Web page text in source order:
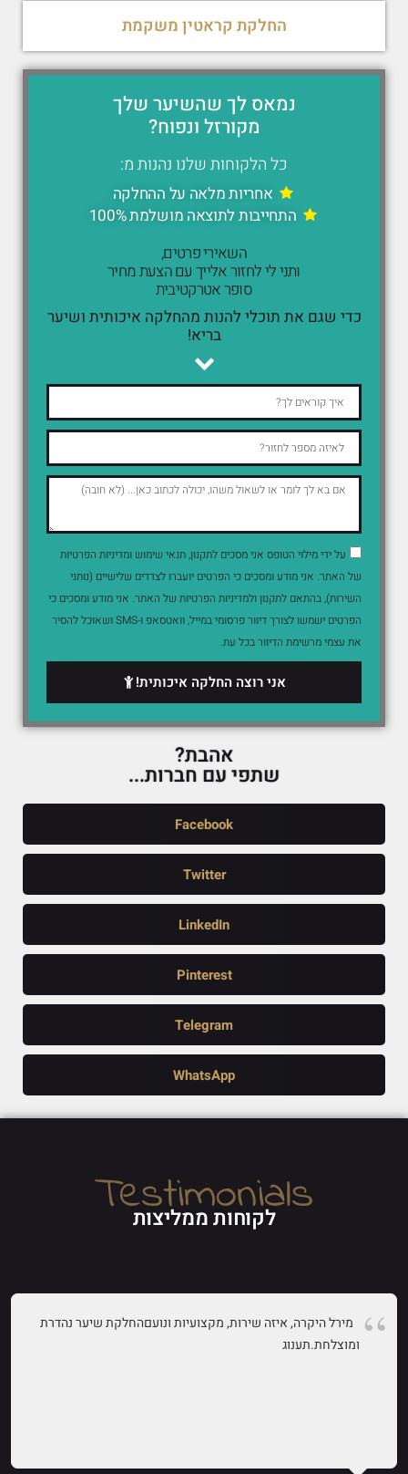
החלקת קראטין משקמת
נמאס לך שהשיער שלך
מקורזל ונפוח?
כל הלקוחות שלנו נהנות מ:
אחריות מלאה על ההחלקה
התחייבות לתוצאה מושלמת 100%
השאירי פרטים,
ותני לי לחזור אלייך עם הצעת מחיר
סופר אטרקטיבית
כדי שגם את תוכלי להנות מהחלקה איכותית ושיער
בריא!
על ידי מילוי הטופס אני מסכים לתקנון, תנאי שימוש ומדיניות הפרטיות
של האתר. אני מודע ומסכים כי הפרטים יועברו לצדדים שלישיים (נותני
השירות), בהתאם לתקנון ולמדיניות הפרטיות של האתר. אני מודע ומסכים כי
הפרטים ישמשו לצורך דיוור פרסומי במייל, וואטסאפ ו-SMS ושאוכל להסיר
את עצמי מרשימת הדיוור בכל עת.
אני רוצה החלקה איכותית!
אהבת?
שתפי עם חברות...
Facebook
Twitter
LinkedIn
Pinterest
Telegram
WhatsApp
Testimonials
לקוחות ממליצות
מירל היקרה, איזה שירות, מקצועיות ונועםהחלקת שיער נהדרת
ומוצלחת.תענוג